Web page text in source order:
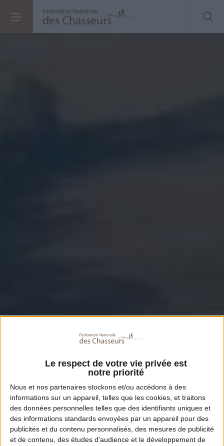
Le respect de votre vie privée est
notre priorité
Nous et nos partenaires stockons et/ou accédons à des
informations sur un appareil, telles que les cookies, et traitons
des données personnelles telles que des identifiants uniques et
des informations standards envoyées par un appareil pour des
publicités et du contenu personnalisés, des mesures de publicité
et de contenu, des études d'audience et le développement de